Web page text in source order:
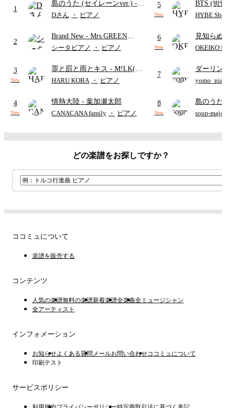
1
島のうた (セイレーンver.) -
セイレーン(CV.鈴木みのり)
ード・ペダル付き/『映画ちい
かわ 人魚の島のひみつ』よ
Dさん ・ ピアノ
2
Brand New - Mrs.GREEN
APPLE
シータピアノ ・ ピアノ
3
New
罪と罰と雨とキス - M!LK(佐
野勇斗&吉田仁人)
HARU KOBA ・ ピアノ
4
New
情熱大陸 - 葉加瀬太郎
CANACANA family ・ ピアノ
5
New
BTS (방
HYBE
6
New
見知ら
ャツが乾
OKEIKO
7
ダーリン
APPLE (
8
New
島のうた
映画ちい
soup-majo
どの楽譜をお探しですか？
ココミュについて
楽譜を販売する
コンテンツ
人気の楽譜無料の楽譜新着楽譜全楽曲全ミュージシャン
全アーティスト
インフォメーション
お知らせよくある質問 メールお問い合わせココミュについて
印刷テスト
サービスポリシー